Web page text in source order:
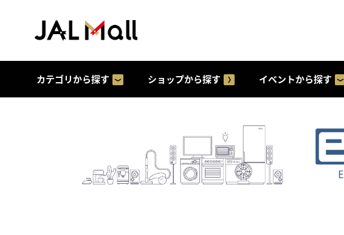
カテゴリから探す ショップから探す イベントから探す